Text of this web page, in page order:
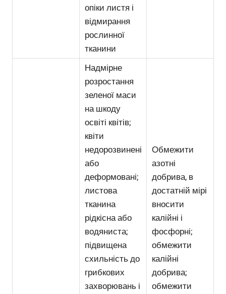
опіки листя і
відмирання
рослинної
тканини
Надмірне
розростання
зеленої маси
на шкоду
освіті квітів;
квіти
недорозвинені
або
деформовані;
листова
тканина
рідкісна або
водяниста;
підвищена
схильність до
грибкових
захворювань і
Обмежити
азотні
добрива, в
достатній мірі
вносити
калійні і
фосфорні;
обмежити
калійні
добрива;
обмежити